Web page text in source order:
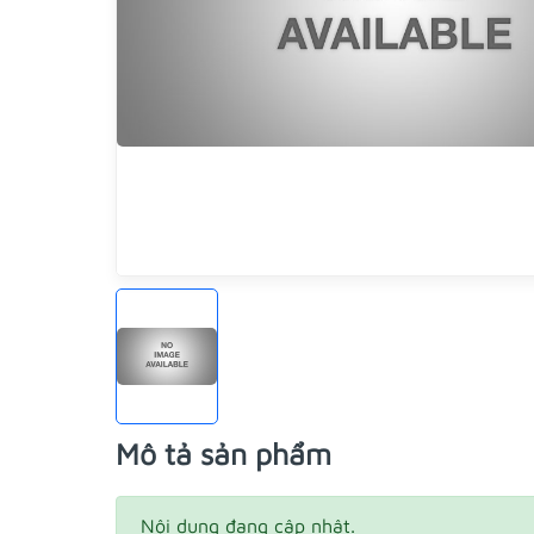
Mô tả sản phẩm
Nội dung đang cập nhật.